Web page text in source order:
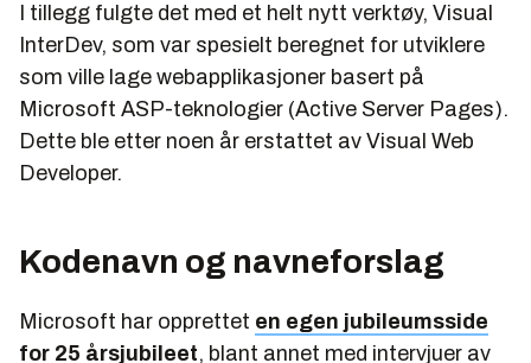
I tillegg fulgte det med et helt nytt verktøy, Visual
InterDev, som var spesielt beregnet for utviklere
som ville lage webapplikasjoner basert på
Microsoft ASP-teknologier (Active Server Pages).
Dette ble etter noen år erstattet av Visual Web
Developer.
Kodenavn og navneforslag
Microsoft har opprettet en egen jubileumsside
for 25 årsjubileet, blant annet med intervjuer av